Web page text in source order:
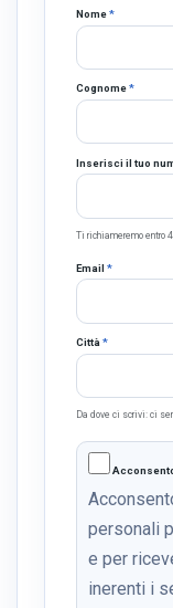
Nome*
Cognome*
Inserisci il tuo
Ti richiameremo entro 4
Email *
Città *
Da dove ci scrivi: ci
personali
e per
inerenti i